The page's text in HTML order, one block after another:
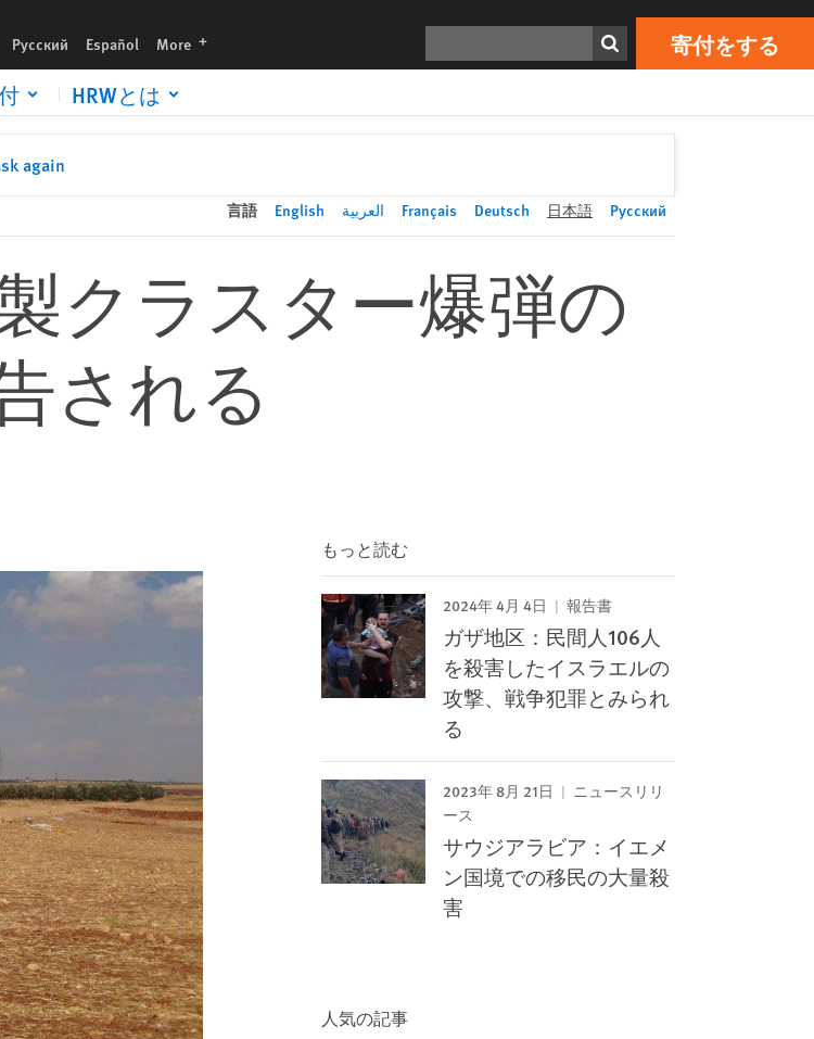
Русский Español More languages 寄付をする
HRWとは
again
Print 寄付をする
言語 English العربية Français Deutsch 日本語 Русский
クラスター爆弾の
される
もっと読む
2024年 4月 4日 報告書
ガザ地区：民間人106人
を殺害したイスラエルの
攻撃、戦争犯罪とみられ
る
2023年 8月 21日
ニュースリリ
ース
サウジアラビア：イエメ
ン国境での移民の大量殺
害
人気の記事